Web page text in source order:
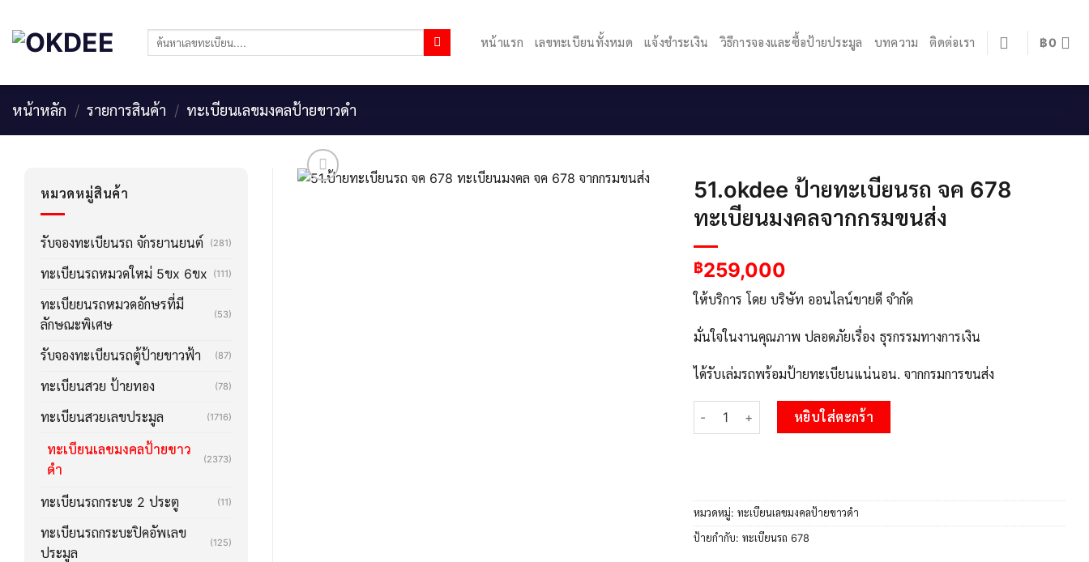
content
ค้นหา: หน้าแรก เลขทะเบียนทั้งหมด แจ้งชำระเงิน วิธีการจองและซื้อป้ายประมูล บทความ ติดต่อเรา ฿0
หน้าหลัก / รายการสินค้า / ทะเบียนเลขมงคลป้ายขาวดำ
หมวดหมู่สินค้า
รับจองทะเบียนรถ จักรยานยนต์ (281)
ทะเบียนรถหมวดใหม่ 5ขx 6ขx (111)
ทะเบียยนรถหมวดอักษรที่มี
ลักษณะพิเศษ
(53)
รับจองทะเบียนรถตู้ป้ายขาวฟ้า (87)
ทะเบียนสวย ป้ายทอง (78)
ทะเบียนสวยเลขประมูล (1716)
ทะเบียนเลขมงคลป้ายขาว
ดำ
(2373)
ทะเบียนรถกระบะ 2 ประตู (11)
ทะเบียนรถกระบะปิคอัพเลข
ประมูล
(125)
51.okdee ป้ายทะเบียนรถ จค 678
ทะเบียนมงคลจากกรมขนส่ง
฿259,000
ให้บริการ โดย บริษัท ออนไลน์ขายดี จำกัด
มั่นใจในงานคุณภาพ ปลอดภัยเรื่อง ธุรกรรมทางการเงิน
ได้รับเล่มรถพร้อมป้ายทะเบียนแน่นอน. จากกรมการขนส่ง
จำนวน 51.okdee ป้ายทะเบียนรถ จค 678 ทะเบียนมงคลจากกรมขนส่ง ชิ้น
หยิบใส่ตะกร้า
หมวดหมู่: ทะเบียนเลขมงคลป้ายขาวดำ
ป้ายกำกับ: ทะเบียนรถ 678